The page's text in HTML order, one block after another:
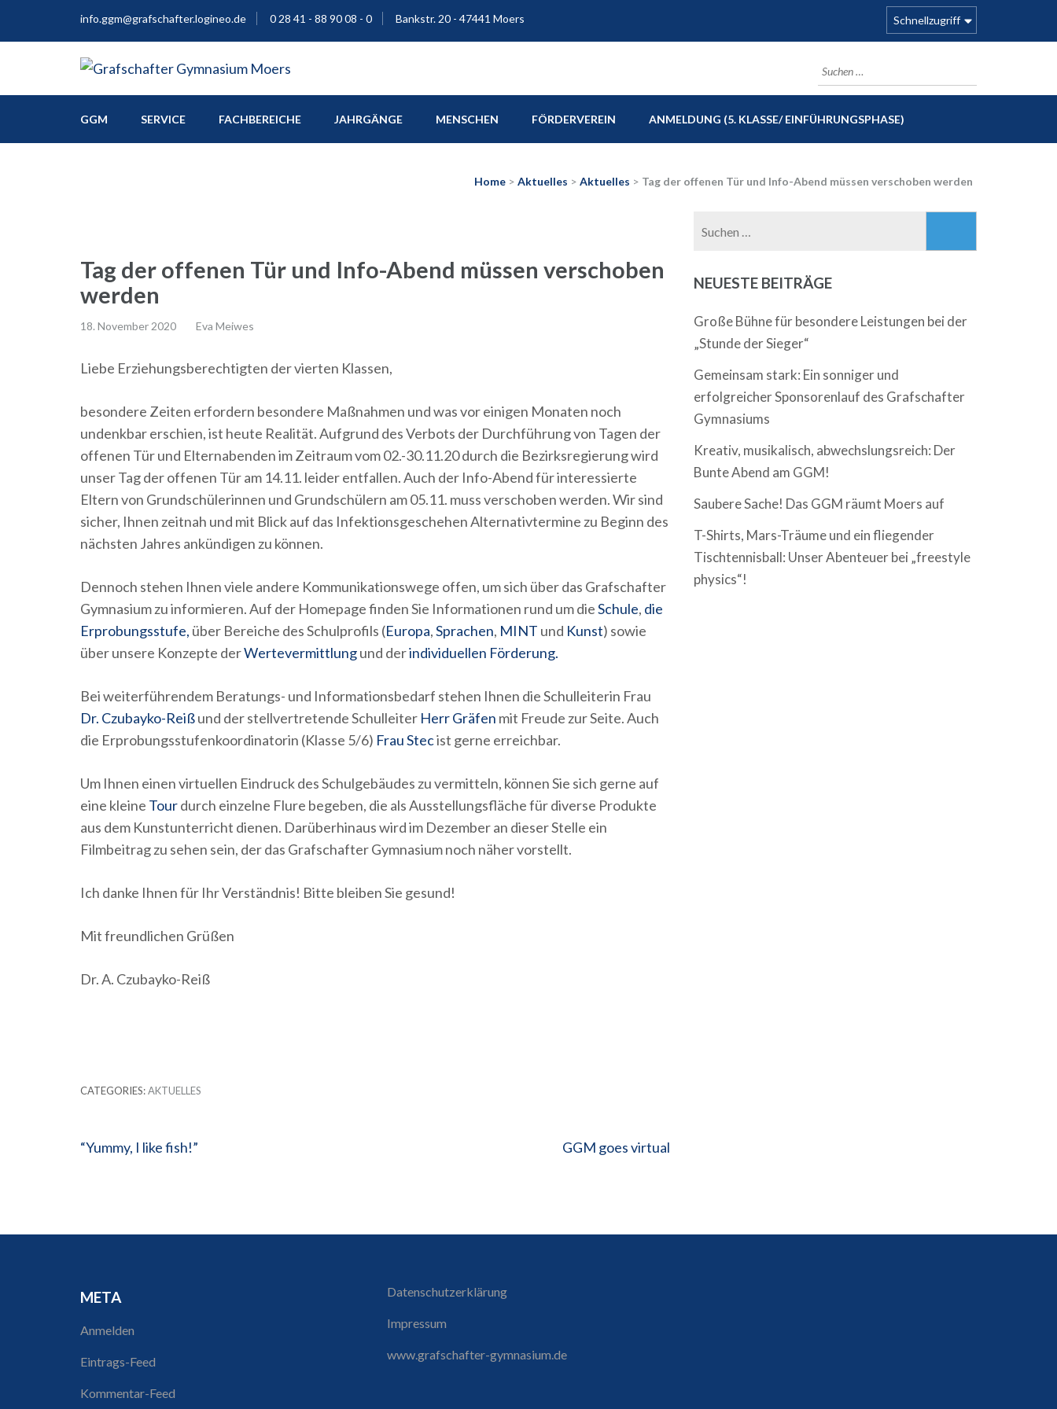
info.ggm@grafschafter.logineo.de 0 28 41 - 88 90 08 - 0 Bankstr. 20 - 47441 Moers Schnellzugriff
Grafschafter Gymnasium Moers
Suchen
nach:
GGM SERVICE FACHBEREICHE JAHRGÄNGE MENSCHEN FÖRDERVEREIN ANMELDUNG (5. KLASSE/ EINFÜHRUNGSPHASE)
Home > Aktuelles > Aktuelles > Tag der offenen Tür und Info-Abend müssen verschoben werden
Tag der offenen Tür und Info-Abend müssen verschoben
werden
18. November 2020 Eva Meiwes
Liebe Erziehungsberechtigten der vierten Klassen,
besondere Zeiten erfordern besondere Maßnahmen und was vor einigen Monaten noch
undenkbar erschien, ist heute Realität. Aufgrund des Verbots der Durchführung von Tagen der
offenen Tür und Elternabenden im Zeitraum vom 02.-30.11.20 durch die Bezirksregierung wird
unser Tag der offenen Tür am 14.11. leider entfallen. Auch der Info-Abend für interessierte
Eltern von Grundschülerinnen und Grundschülern am 05.11. muss verschoben werden. Wir sind
sicher, Ihnen zeitnah und mit Blick auf das Infektionsgeschehen Alternativtermine zu Beginn des
nächsten Jahres ankündigen zu können.
Dennoch stehen Ihnen viele andere Kommunikationswege offen, um sich über das Grafschafter
Gymnasium zu informieren. Auf der Homepage finden Sie Informationen rund um dieSchule, die
Erprobungsstufe, über Bereiche des Schulprofils (Europa,Sprachen, MINT und Kunst) sowie
über unsere Konzepte derWertevermittlungund derindividuellen Förderung.
Bei weiterführendem Beratungs- und Informationsbedarf stehen Ihnen die Schulleiterin Frau
Dr. Czubayko-Reißund der stellvertretende Schulleiter Herr Gräfen mit Freude zur Seite. Auch
die Erprobungsstufenkoordinatorin (Klasse 5/6) Frau Stecist gerne erreichbar.
Um Ihnen einen virtuellen Eindruck des Schulgebäudes zu vermitteln, können Sie sich gerne auf
eine kleine Tourdurch einzelne Flure begeben, die als Ausstellungsfläche für diverse Produkte
aus dem Kunstunterricht dienen. Darüberhinaus wird im Dezember an dieser Stelle ein
Filmbeitrag zu sehen sein, der das Grafschafter Gymnasium noch näher vorstellt.
Ich danke Ihnen für Ihr Verständnis! Bitte bleiben Sie gesund!
Mit freundlichen Grüßen
Dr. A. Czubayko-Reiß
CATEGORIES:AKTUELLES
Beitragsnavigation
“Yummy, I like fish!” GGM goes virtual
NEUESTE BEITRÄGE
Große Bühne für besondere Leistungen bei der
„Stunde der Sieger“
Gemeinsam stark: Ein sonniger und
erfolgreicher Sponsorenlauf des Grafschafter
Gymnasiums
Kreativ, musikalisch, abwechslungsreich: Der
Bunte Abend am GGM!
Saubere Sache! Das GGM räumt Moers auf
T-Shirts, Mars-Träume und ein fliegender
Tischtennisball: Unser Abenteuer bei „freestyle
physics“!
META
Anmelden
Eintrags-Feed
Kommentar-Feed
Datenschutzerklärung
Impressum
www.grafschafter-gymnasium.de